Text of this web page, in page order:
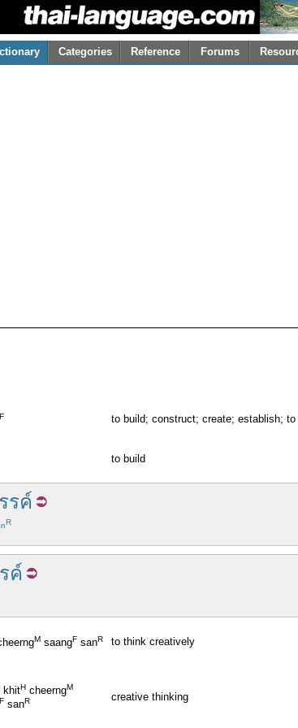
Categories Reference Forums
F to build; construct; create; establish; to
to build
รค์
R
ค์
M saangF sanR to think creatively
khitH cheerngM
F sanR creative thinking